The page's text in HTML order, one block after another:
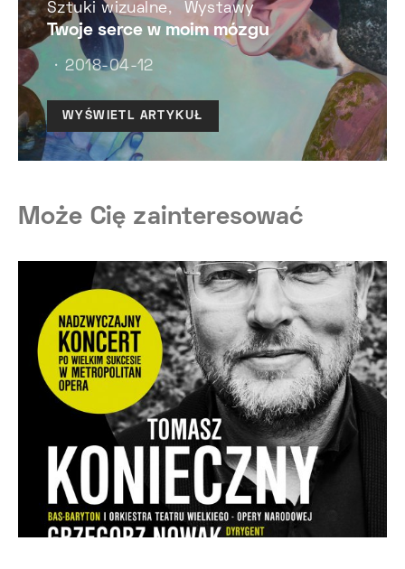
Sztuki wizualne Wystawy
Twoje serce w moim mózgu
2018-04-12
WYŚWIETL ARTYKUŁ
Może Cię zainteresować